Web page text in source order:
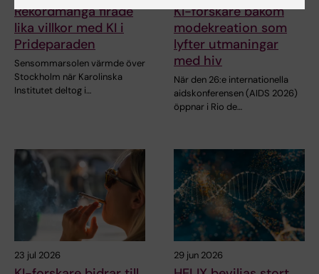
Rekordmånga firade
lika villkor med KI i
Prideparaden
Sensommarsolen värmde över
Stockholm när Karolinska
Institutet deltog i…
KI-forskare bakom
modekreation som
lyfter utmaningar
med hiv
När den 26:e internationella
aidskonferensen (AIDS 2026)
öppnar i Rio de…
23 jul 2026 29 jun 2026